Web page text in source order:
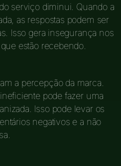
serviço diminui. Quando a
as respostas podem ser
Isso gera insegurança nos
estão recebendo.
a percepção da marca.
pode fazer uma
Isso pode levar os
negativos e a não